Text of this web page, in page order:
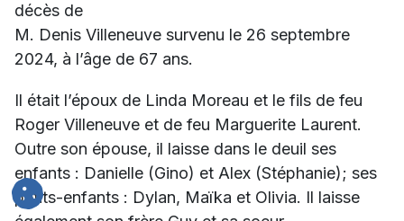
décès de
M. Denis Villeneuve survenu le 26 septembre
2024, à l’âge de 67 ans.
Il était l’époux de Linda Moreau et le fils de feu
Roger Villeneuve et de feu Marguerite Laurent.
Outre son épouse, il laisse dans le deuil ses
enfants : Danielle (Gino) et Alex (Stéphanie); ses
petits-enfants : Dylan, Maïka et Olivia. Il laisse